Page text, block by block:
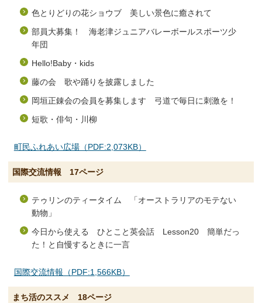
色とりどりの花ショウブ 美しい景色に癒されて
部員大募集！ 海老津ジュニアバレーボールスポーツ少
年団
Hello!Baby・kids
藤の会 歌や踊りを披露しました
岡垣正錬会の会員を募集します 弓道で毎日に刺激を！
短歌・俳句・川柳
町民ふれあい広場（PDF:2,073KB）
国際交流情報 17ページ
テゥリンのティータイム 「オーストラリアのモテない
動物」
今日から使える ひとこと英会話 Lesson20 簡単だっ
た！と自慢するときに一言
国際交流情報（PDF:1,566KB）
まち活のススメ 18ページ